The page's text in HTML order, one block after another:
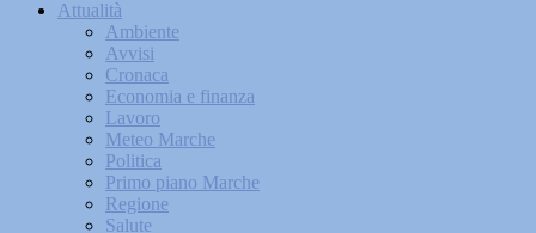
Attualità
Ambiente
Avvisi
Cronaca
Economia e finanza
Lavoro
Meteo Marche
Politica
Primo piano Marche
Regione
Salute